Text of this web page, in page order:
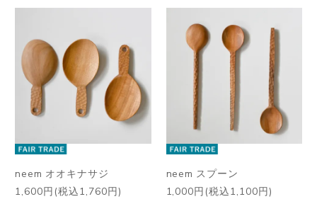
neem オオキナサジ
1,600円(税込1,760円)
neem スプーン
1,000円(税込1,100円)